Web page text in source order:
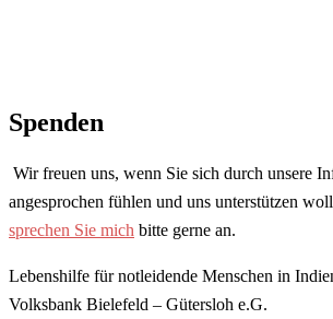
Spenden
Wir freuen uns, wenn Sie sich durch unsere
angesprochen fühlen und uns unterstützen
sprechen Sie mich bitte gerne an.
Lebenshilfe für notleidende Menschen in
Volksbank Bielefeld – Gütersloh e.G.